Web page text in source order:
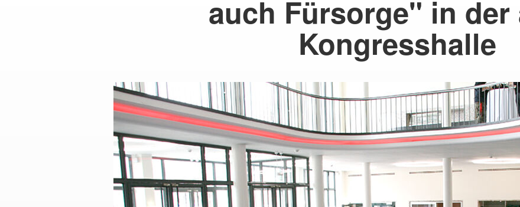
auch Fürsorge" in der
Kongresshalle